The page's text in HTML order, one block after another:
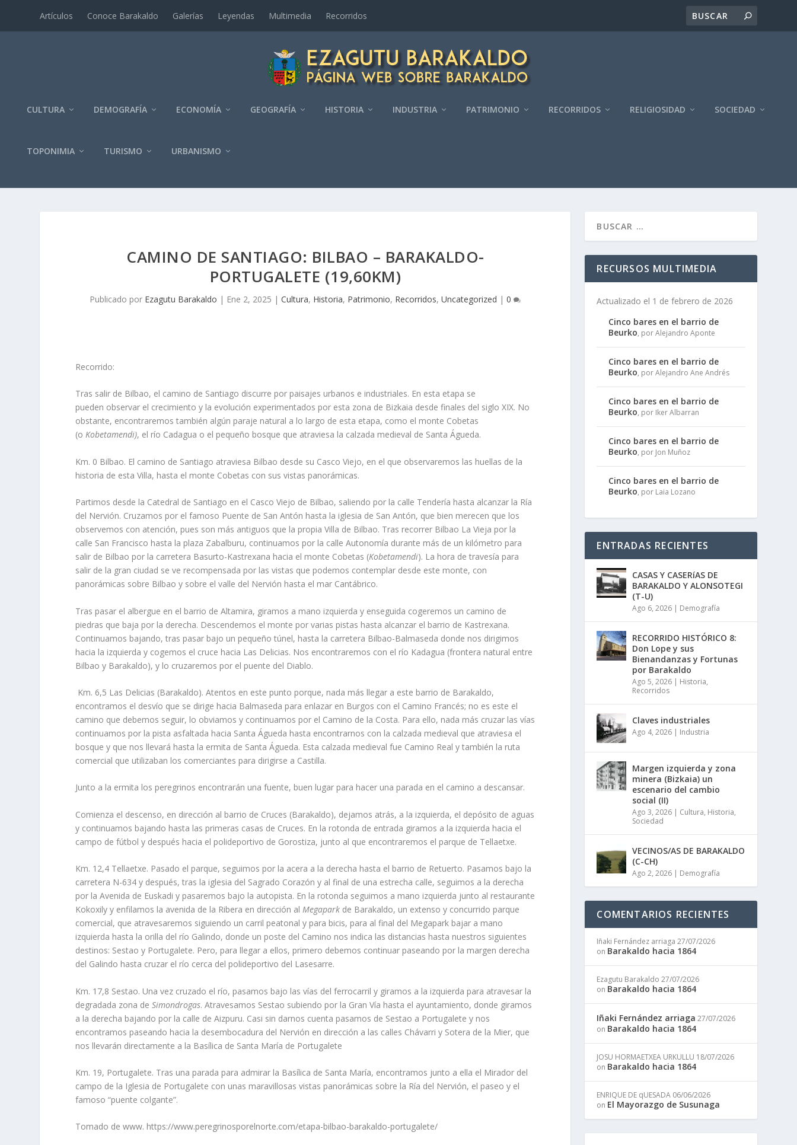
Artí­culos Conoce Barakaldo Galerí­as Leyendas Multimedia Recorridos
CULTURA DEMOGRAFÍA ECONOMÍA GEOGRAFÍ­A HISTORIA INDUSTRIA PATRIMONIO RECORRIDOS RELIGIOSIDAD SOCIEDAD
TOPONIMIA TURISMO URBANISMO
CAMINO DE SANTIAGO: BILBAO – BARAKALDO-
PORTUGALETE (19,60KM)
Publicado por Ezagutu Barakaldo | Ene 2, 2025 |Cultura, Historia, Patrimonio, Recorridos,Uncategorized |0
Recorrido:
Tras salir de Bilbao, el camino de Santiago discurre por paisajes urbanos e industriales. En esta etapa se
pueden observar el crecimiento y la evolución experimentados por esta zona de Bizkaia desde finales del siglo XIX. No
obstante, encontraremos también algún paraje natural a lo largo de esta etapa, como el monte Cobetas
(oKobetamendi), el río Cadagua o el pequeño bosque que atraviesa la calzada medieval de Santa Águeda.
Km. 0 Bilbao. El camino de Santiago atraviesa Bilbao desde su Casco Viejo, en el que observaremos las huellas de la
historia de esta Villa, hasta el monte Cobetas con sus vistas panorámicas.
Partimos desde la Catedral de Santiago en el Casco Viejo de Bilbao, saliendo por la calle Tendería hasta alcanzar la Ría
del Nervión. Cruzamos por el famoso Puente de San Antón hasta la iglesia de San Antón, que bien merecen que los
observemos con atención, pues son más antiguos que la propia Villa de Bilbao. Tras recorrer Bilbao La Vieja por la
calle San Francisco hasta la plaza Zabalburu, continuamos por la calle Autonomía durante más de un kilómetro para
salir de Bilbao por la carretera Basurto-Kastrexana hacia el monte Cobetas (Kobetamendi). La hora de travesía para
salir de la gran ciudad se ve recompensada por las vistas que podemos contemplar desde este monte, con
panorámicas sobre Bilbao y sobre el valle del Nervión hasta el mar Cantábrico.
Tras pasar el albergue en el barrio de Altamira, giramos a mano izquierda y enseguida cogeremos un camino de
piedras que baja por la derecha. Descendemos el monte por varias pistas hasta alcanzar el barrio de Kastrexana.
Continuamos bajando, tras pasar bajo un pequeño túnel, hasta la carretera Bilbao-Balmaseda donde nos dirigimos
hacia la izquierda y cogemos el cruce hacia Las Delicias. Nos encontraremos con el río Kadagua (frontera natural entre
Bilbao y Barakaldo), y lo cruzaremos por el puente del Diablo.
Km. 6,5 Las Delicias (Barakaldo). Atentos en este punto porque, nada más llegar a este barrio de Barakaldo,
encontramos el desvío que se dirige hacia Balmaseda para enlazar en Burgos con el Camino Francés; no es este el
camino que debemos seguir, lo obviamos y continuamos por el Camino de la Costa. Para ello, nada más cruzar las vías
continuamos por la pista asfaltada hacia Santa Águeda hasta encontrarnos con la calzada medieval que atraviesa el
bosque y que nos llevará hasta la ermita de Santa Águeda. Esta calzada medieval fue Camino Real y también la ruta
comercial que utilizaban los comerciantes para dirigirse a Castilla.
Junto a la ermita los peregrinos encontrarán una fuente, buen lugar para hacer una parada en el camino a descansar.
Comienza el descenso, en dirección al barrio de Cruces (Barakaldo), dejamos atrás, a la izquierda, el depósito de aguas
y continuamos bajando hasta las primeras casas de Cruces. En la rotonda de entrada giramos a la izquierda hacia el
campo de fútbol y después hacia el polideportivo de Gorostiza, junto al que encontraremos el parque de Tellaetxe.
Km. 12,4 Tellaetxe. Pasado el parque, seguimos por la acera a la derecha hasta el barrio de Retuerto. Pasamos bajo la
carretera N-634 y después, tras la iglesia del Sagrado Corazón y al final de una estrecha calle, seguimos a la derecha
por la Avenida de Euskadi y pasaremos bajo la autopista. En la rotonda seguimos a mano izquierda junto al restaurante
Kokoxily y enfilamos la avenida de la Ribera en dirección alMegapark de Barakaldo, un extenso y concurrido parque
comercial, que atravesaremos siguiendo un carril peatonal y para bicis, para al final del Megapark bajar a mano
izquierda hasta la orilla del río Galindo, donde un poste del Camino nos indica las distancias hasta nuestros siguientes
destinos: Sestao y Portugalete. Pero, para llegar a ellos, primero debemos continuar paseando por la margen derecha
del Galindo hasta cruzar el río cerca del polideportivo del Lasesarre.
Km. 17,8 Sestao. Una vez cruzado el río, pasamos bajo las vías del ferrocarril y giramos a la izquierda para atravesar la
degradada zona deSimondrogas. Atravesamos Sestao subiendo por la Gran Vía hasta el ayuntamiento, donde giramos
a la derecha bajando por la calle de Aizpuru. Casi sin darnos cuenta pasamos de Sestao a Portugalete y nos
encontramos paseando hacia la desembocadura del Nervión en dirección a las calles Chávarri y Sotera de la Mier, que
nos llevarán directamente a la Basílica de Santa María de Portugalete
Km. 19, Portugalete. Tras una parada para admirar la Basílica de Santa María, encontramos junto a ella el Mirador del
campo de la Iglesia de Portugalete con unas maravillosas vistas panorámicas sobre la Ría del Nervión, el paseo y el
famoso “puente colgante”.
Tomado de www. https://www.peregrinosporelnorte.com/etapa-bilbao-barakaldo-portugalete/
RECURSOS MULTIMEDIA
Actualizado el 1 de febrero de 2026
Cinco bares en el barrio de
Beurko, por Alejandro Aponte
Cinco bares en el barrio de
Beurko, por Alejandro Ane Andrés
Cinco bares en el barrio de
Beurko, por Iker Albarran
Cinco bares en el barrio de
Beurko, por Jon Muñoz
Cinco bares en el barrio de
Beurko, por Laia Lozano
ENTRADAS RECIENTES
CASAS Y CASERíAS DE
BARAKALDO Y ALONSOTEGI
(T-U)
Ago 6, 2026 | Demografía
RECORRIDO HISTÓRICO 8:
Don Lope y sus
Bienandanzas y Fortunas
por Barakaldo
Ago 5, 2026 | Historia,
Recorridos
Claves industriales
Ago 4, 2026 | Industria
Margen izquierda y zona
minera (Bizkaia) un
escenario del cambio
social (II)
Ago 3, 2026 | Cultura, Historia,
Sociedad
VECINOS/AS DE BARAKALDO
(C-CH)
Ago 2, 2026 | Demografía
COMENTARIOS RECIENTES
Iñaki Fernández arriaga 27/07/2026
on Barakaldo hacia 1864
Ezagutu Barakaldo 27/07/2026
on Barakaldo hacia 1864
Iñaki Fernández arriaga 27/07/2026
on Barakaldo hacia 1864
JOSU HORMAETXEA URKULLU 18/07/2026
on Barakaldo hacia 1864
ENRIQUE DE qUESADA 06/06/2026
on El Mayorazgo de Susunaga